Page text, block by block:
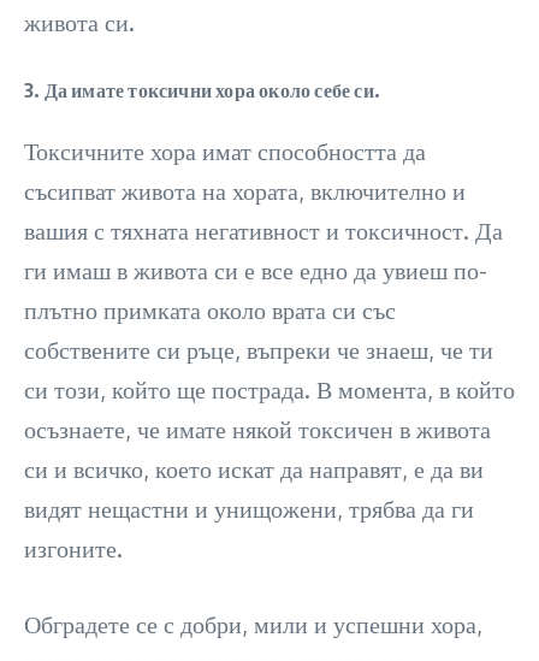
живота си.
3. Да имате токсични хора около себе си.
Токсичните хора имат способността да
съсипват живота на хората, включително и
вашия с тяхната негативност и токсичност. Да
ги имаш в живота си е все едно да увиеш по-
плътно примката около врата си със
собствените си ръце, въпреки че знаеш, че ти
си този, който ще пострада. В момента, в който
осъзнаете, че имате някой токсичен в живота
си и всичко, което искат да направят, е да ви
видят нещастни и унищожени, трябва да ги
изгоните.
Обградете се с добри, мили и успешни хора,